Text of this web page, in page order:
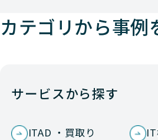
カテゴリから事例
サービスから探す
ITAD ・買取り